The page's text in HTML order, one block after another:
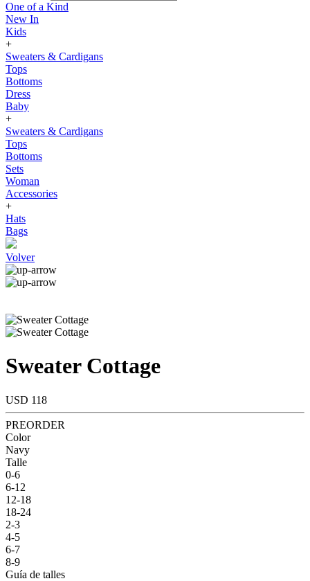
One of a Kind
New In
Kids
+
Sweaters & Cardigans
Tops
Bottoms
Dress
Baby
+
Sweaters & Cardigans
Tops
Bottoms
Sets
Woman
Accessories
+
Hats
Bags
Volver
Sweater Cottage
USD 118
PREORDER
Color
Navy
Talle
0-6
6-12
12-18
18-24
2-3
4-5
6-7
8-9
Guía de talles